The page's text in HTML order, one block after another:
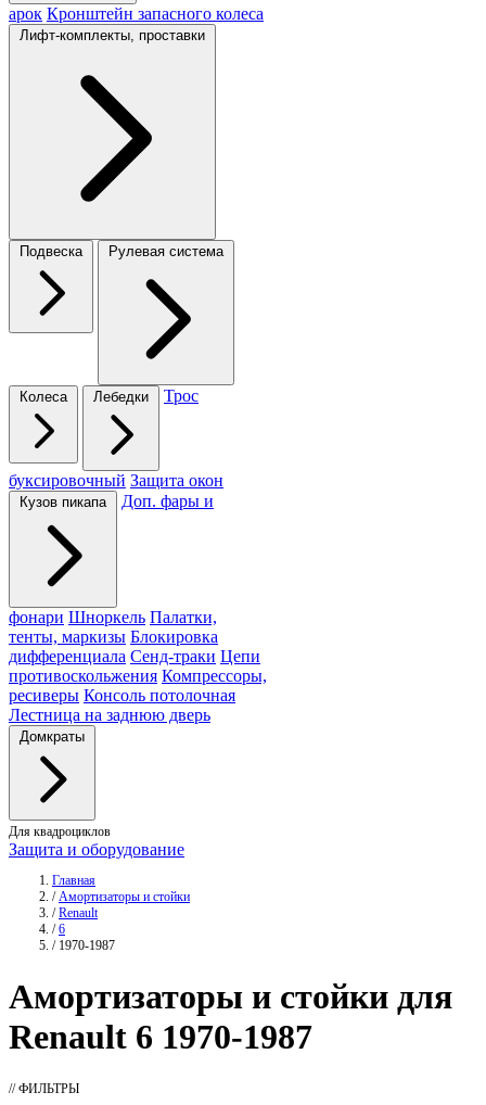
арок Кронштейн запасного колеса
Лифт-комплекты, проставки
Подвеска Рулевая система
Колеса Лебедки Трос
буксировочный Защита окон
Кузов пикапа Доп. фары и
фонари Шноркель Палатки,
тенты, маркизы Блокировка
дифференциала Сенд-траки Цепи
противоскольжения Компрессоры,
ресиверы Консоль потолочная
Лестница на заднюю дверь
Домкраты
Для квадроциклов
Защита и оборудование
Главная
/ Амортизаторы и стойки
/ Renault
/ 6
/ 1970-1987
Амортизаторы и стойки для
Renault 6 1970-1987
// ФИЛЬТРЫ